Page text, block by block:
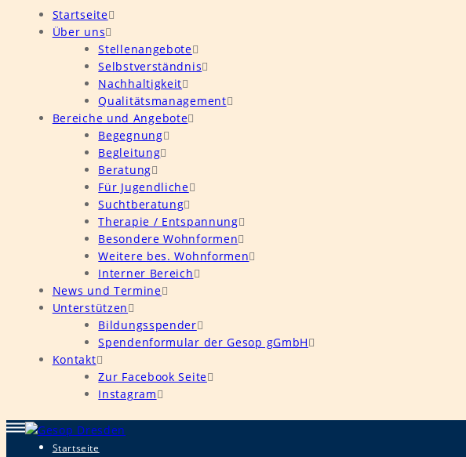
Startseite
Über uns
Stellenangebote
Selbstverständnis
Nachhaltigkeit
Qualitätsmanagement
Bereiche und Angebote
Begegnung
Begleitung
Beratung
Für Jugendliche
Suchtberatung
Therapie / Entspannung
Besondere Wohnformen
Weitere bes. Wohnformen
Interner Bereich
News und Termine
Unterstützen
Bildungsspender
Spendenformular der Gesop gGmbH
Kontakt
Zur Facebook Seite
Instagram
Startseite